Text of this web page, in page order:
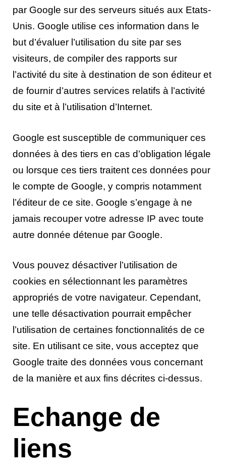
par Google sur des serveurs situés aux Etats-
Unis. Google utilise ces information dans le
but d’évaluer l’utilisation du site par ses
visiteurs, de compiler des rapports sur
l’activité du site à destination de son éditeur et
de fournir d’autres services relatifs à l’activité
du site et à l’utilisation d’Internet.
Google est susceptible de communiquer ces
données à des tiers en cas d’obligation légale
ou lorsque ces tiers traitent ces données pour
le compte de Google, y compris notamment
l’éditeur de ce site. Google s’engage à ne
jamais recouper votre adresse IP avec toute
autre donnée détenue par Google.
Vous pouvez désactiver l’utilisation de
cookies en sélectionnant les paramètres
appropriés de votre navigateur. Cependant,
une telle désactivation pourrait empêcher
l’utilisation de certaines fonctionnalités de ce
site. En utilisant ce site, vous acceptez que
Google traite des données vous concernant
de la manière et aux fins décrites ci-dessus.
Echange de
liens